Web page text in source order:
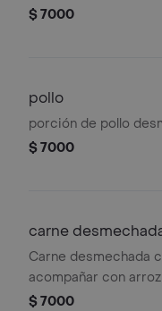
$ 7000
pollo
porción de pollo
$ 7000
carne
Carne desmechada
acompañar con
$ 7000